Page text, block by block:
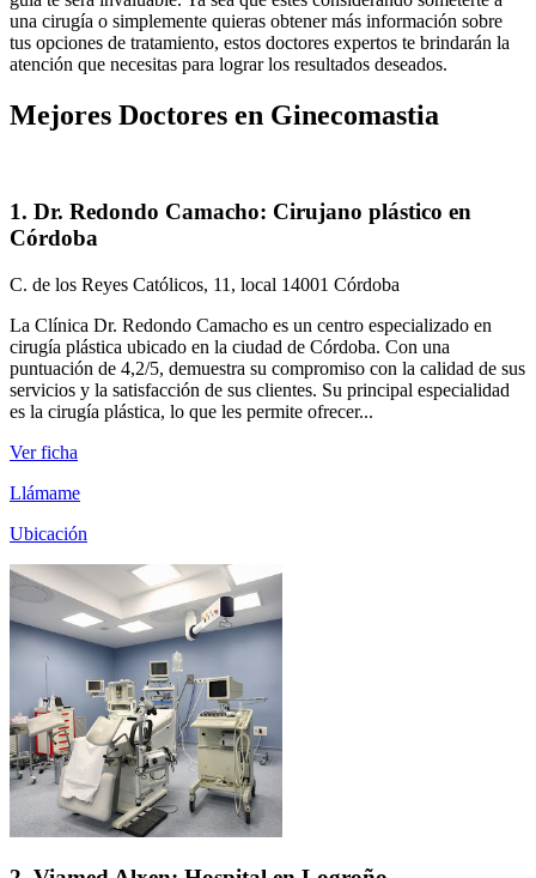
una cirugía o simplemente quieras obtener más información sobre
tus opciones de tratamiento, estos doctores expertos te brindarán la
atención que necesitas para lograr los resultados deseados.
Mejores Doctores en Ginecomastia
1. Dr. Redondo Camacho: Cirujano plástico en
Córdoba
C. de los Reyes Católicos, 11, local 14001 Córdoba
La Clínica Dr. Redondo Camacho es un centro especializado en
cirugía plástica ubicado en la ciudad de Córdoba. Con una
puntuación de 4,2/5, demuestra su compromiso con la calidad de sus
servicios y la satisfacción de sus clientes. Su principal especialidad
es la cirugía plástica, lo que les permite ofrecer...
Ver ficha
Llámame
Ubicación